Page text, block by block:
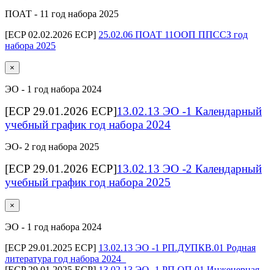
ПОАТ - 11 год набора 2025
[ECP 02.02.2026 ECP] 25.02.06 ПОАТ 11ООП ППССЗ год
набора 2025
×
ЭО - 1 год набора 2024
[ECP 29.01.2026 ECP]13.02.13 ЭО -1 Календарный
учебный график год набора 2024
ЭО- 2 год набора 2025
[ECP 29.01.2026 ECP]13.02.13 ЭО -2 Календарный
учебный график год набора 2025
×
ЭО - 1 год набора 2024
[ECP 29.01.2025 ECP] 13.02.13 ЭО -1 РП.ДУПКВ.01 Родная
литература год набора 2024_